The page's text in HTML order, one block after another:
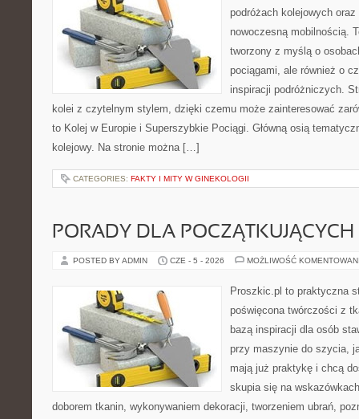
podróżach kolejowych
nowoczesną mobilnością.
tworzony z myślą o
pociągami, ale również o
inspiracji podróżniczych.
kolei z czytelnym stylem, dzięki czemu może zainteresować
to Kolej w Europie i Superszybkie Pociągi. Główną osią
kolejowy. Na stronie można […]
CATEGORIES: FAKTY I MITY W GINEKOLOGII
PORADY DLA
POSTED BY ADMIN CZE - 5 - 2026 MOŻLIWOŚĆ
Proszkic.pl to praktyczna
poświęcona twórczości z
bazą inspiracji dla osób
przy maszynie do szycia,
mają już praktykę i chcą
skupia się na
doborem tkanin, wykonywaniem dekoracji, tworzeniem ubrań,